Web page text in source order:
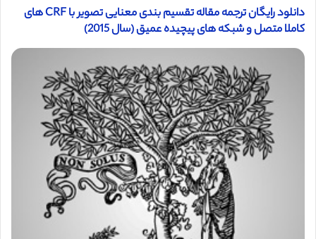
دانلود رایگان ترجمه مقاله تقسیم بندی معنایی تصویر با CRF های
کاملا متصل و شبکه های پیچیده عمیق (سال 2015)